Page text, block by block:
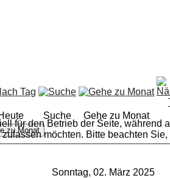
Suche Gehe zu Monat
zu Monat
Sonntag, 02. März 2025
für den Betrieb der Seite,
möchten. Bitte beachten